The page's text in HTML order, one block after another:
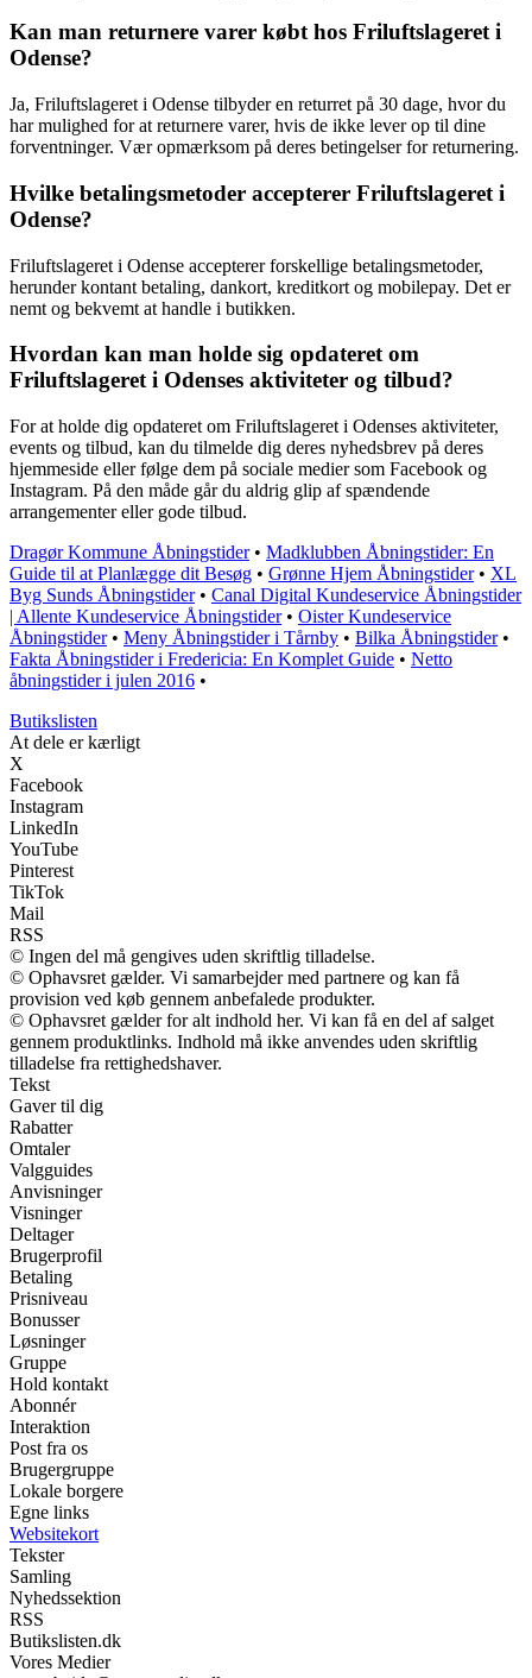
Kan man returnere varer købt hos Friluftslageret i
Odense?
Ja, Friluftslageret i Odense tilbyder en returret på 30 dage, hvor du
har mulighed for at returnere varer, hvis de ikke lever op til dine
forventninger. Vær opmærksom på deres betingelser for returnering.
Hvilke betalingsmetoder accepterer Friluftslageret i
Odense?
Friluftslageret i Odense accepterer forskellige betalingsmetoder,
herunder kontant betaling, dankort, kreditkort og mobilepay. Det er
nemt og bekvemt at handle i butikken.
Hvordan kan man holde sig opdateret om
Friluftslageret i Odenses aktiviteter og tilbud?
For at holde dig opdateret om Friluftslageret i Odenses aktiviteter,
events og tilbud, kan du tilmelde dig deres nyhedsbrev på deres
hjemmeside eller følge dem på sociale medier som Facebook og
Instagram. På den måde går du aldrig glip af spændende
arrangementer eller gode tilbud.
Dragør Kommune Åbningstider• Madklubben Åbningstider: En
Guide til at Planlægge dit Besøg • Grønne Hjem Åbningstider• XL
Byg Sunds Åbningstider• Canal Digital Kundeservice Åbningstider
| Allente Kundeservice Åbningstider• Oister Kundeservice
Åbningstider• Meny Åbningstider i Tårnby • Bilka Åbningstider•
Fakta Åbningstider i Fredericia: En Komplet Guide • Netto
åbningstider i julen 2016 •
Butikslisten
At dele er kærligt
X
Facebook
Instagram
LinkedIn
YouTube
Pinterest
TikTok
Mail
RSS
© Ingen del må gengives uden skriftlig tilladelse.
© Ophavsret gælder. Vi samarbejder med partnere og kan få
provision ved køb gennem anbefalede produkter.
© Ophavsret gælder for alt indhold her. Vi kan få en del af salget
gennem produktlinks. Indhold må ikke anvendes uden skriftlig
tilladelse fra rettighedshaver.
Tekst
Gaver til dig
Rabatter
Omtaler
Valgguides
Anvisninger
Visninger
Deltager
Brugerprofil
Betaling
Prisniveau
Bonusser
Løsninger
Gruppe
Hold kontakt
Abonnér
Interaktion
Post fra os
Brugergruppe
Lokale borgere
Egne links
Websitekort
Tekster
Samling
Nyhedssektion
RSS
Butikslisten.dk
Vores Medier